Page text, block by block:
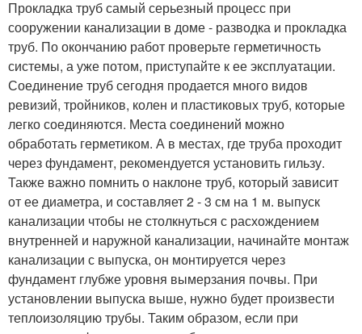
Прокладка труб самый серьезный процесс при
сооружении канализации в доме - разводка и прокладка
труб. По окончанию работ проверьте герметичность
системы, а уже потом, приступайте к ее эксплуатации.
Соединение труб сегодня продается много видов
ревизий, тройников, колен и пластиковых труб, которые
легко соединяются. Места соединений можно
обработать герметиком. А в местах, где труба проходит
через фундамент, рекомендуется установить гильзу.
Также важно помнить о наклоне труб, который зависит
от ее диаметра, и составляет 2 - 3 см на 1 м. выпуск
канализации чтобы не столкнуться с расхождением
внутренней и наружной канализации, начинайте монтаж
канализации с выпуска, он монтируется через
фундамент глубже уровня вымерзания почвы. При
установлении выпуска выше, нужно будет произвести
теплоизоляцию трубы. Таким образом, если при